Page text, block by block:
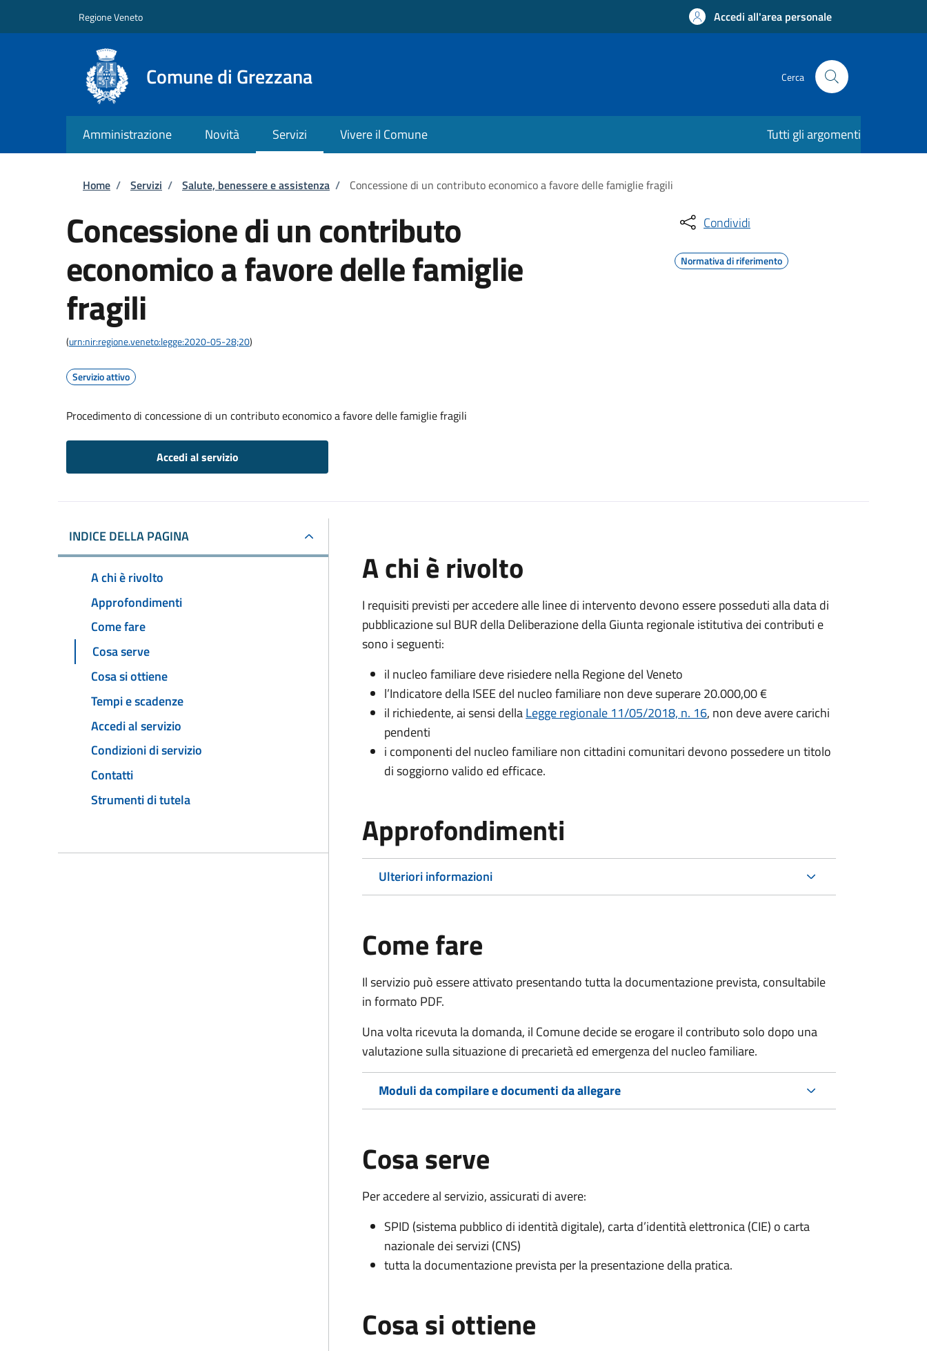
Regione Veneto Accedi all'area personale
Comune di Grezzana Cerca
Amministrazione Novità Servizi Vivere il Comune Tutti gli argomenti
Briciole di pane
Home / Servizi / Salute, benessere e assistenza / Concessione di un contributo economico a favore delle famiglie fragili
Concessione di un contributo
economico a favore delle famiglie
fragili
(urn:nir:regione.veneto:legge:2020-05-28;20)
Servizio attivo
Procedimento di concessione di un contributo economico a favore delle famiglie fragili
Accedi al servizio
Condividi
Normativa di riferimento
INDICE DELLA PAGINA
A chi è rivolto
Approfondimenti
Come fare
Cosa serve
Cosa si ottiene
Tempi e scadenze
Accedi al servizio
Condizioni di servizio
Contatti
Strumenti di tutela
A chi è rivolto
I requisiti previsti per accedere alle linee di intervento devono essere posseduti alla data di
pubblicazione sul BUR della Deliberazione della Giunta regionale istitutiva dei contributi e
sono i seguenti:
il nucleo familiare deve risiedere nella Regione del Veneto
l’Indicatore della ISEE del nucleo familiare non deve superare 20.000,00 €
il richiedente, ai sensi dellaLegge regionale 11/05/2018, n. 16, non deve avere carichi
pendenti
i componenti del nucleo familiare non cittadini comunitari devono possedere un titolo
di soggiornovalido ed efficace.
Approfondimenti
Ulteriori informazioni
Come fare
Il servizio può essere attivato presentando tutta la documentazione prevista, consultabile
in formato PDF.
Una volta ricevuta la domanda, il Comune decide se erogare il contributo solo dopo una
valutazione sulla situazione di precarietà ed emergenza del nucleo familiare.
Moduli da compilare e documenti da allegare
Cosa serve
Per accedere al servizio, assicurati di avere:
SPID (sistema pubblico di identità digitale), carta d’identità elettronica (CIE) o carta
nazionale dei servizi (CNS)
tutta la documentazione prevista per la presentazione della pratica.
Cosa si ottiene